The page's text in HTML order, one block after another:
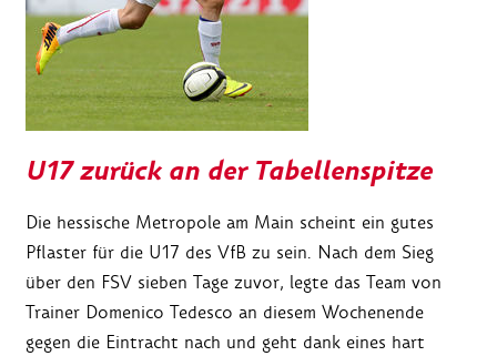
U17 zurück an der Tabellenspitze
Die hessische Metropole am Main scheint ein gutes
Pflaster für die U17 des VfB zu sein. Nach dem Sieg
über den FSV sieben Tage zuvor, legte das Team von
Trainer Domenico Tedesco an diesem Wochenende
gegen die Eintracht nach und geht dank eines hart